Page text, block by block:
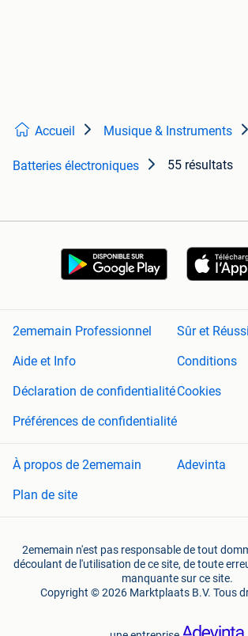
Accueil Musique & Instruments
Batteries électroniques 55 résultats
2ememain Professionnel
Sûr et Réussi
Aide et Info
Conditions
Déclaration de confidentialitéCookies
Préférences de confidentialité
À propos de 2ememain
Adevinta
Plan de site
2ememain n'est pas responsable de tout
découlant de l'utilisation de ce site, de toute
manquante sur ce site.
Copyright © 2026 Marktplaats B.V. Tous